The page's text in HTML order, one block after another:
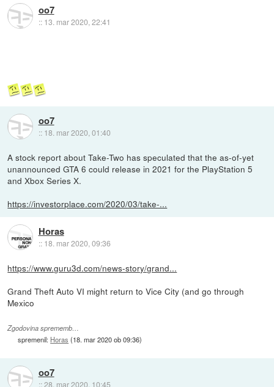
oo7
:: 13. mar 2020, 22:41
oo7
:: 18. mar 2020, 01:40
A stock report about Take-Two has speculated that the as-of-yet
unannounced GTA 6 could release in 2021 for the PlayStation 5
and Xbox Series X.
https://investorplace.com/2020/03/take-...
Horas
:: 18. mar 2020, 09:36
https://www.guru3d.com/news-story/grand...
Grand Theft Auto VI might return to Vice City (and go through
Mexico
Zgodovina sprememb…
spremenil: Horas (18. mar 2020 ob 09:36)
oo7
::28. mar 2020, 10:45